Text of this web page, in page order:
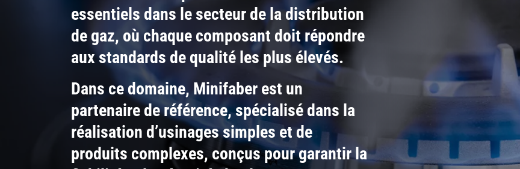
essentiels dans le secteur de la distribution
de gaz, où chaque composant doit répondre
aux standards de qualité les plus élevés.
Dans ce domaine, Minifaber est un
partenaire de référence, spécialisé dans la
réalisation d’usinages simples et de
produits complexes, conçus pour garantir la